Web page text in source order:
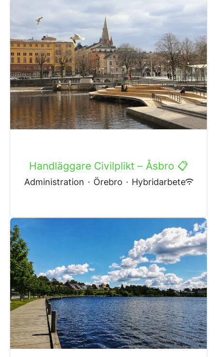
Handläggare Civilplikt – Åsbro 📋
Administration · Örebro · Hybridarbete